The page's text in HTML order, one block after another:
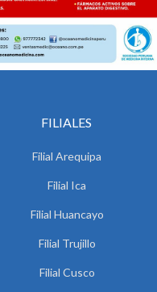
FILIALES
Filial Arequipa
Filial Ica
Filial Huancayo
Filial Trujillo
Filial Cusco